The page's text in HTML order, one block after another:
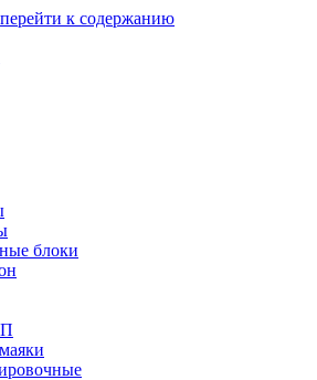
перейти к содержанию
блоки